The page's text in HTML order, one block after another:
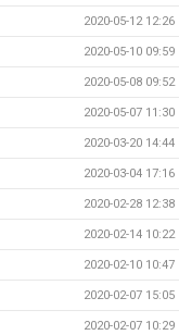
2020-05-12 12:26
2020-05-10 09:59
2020-05-08 09:52
2020-05-07 11:30
2020-03-20 14:44
2020-03-04 17:16
2020-02-28 12:38
2020-02-14 10:22
2020-02-10 10:47
2020-02-07 15:05
2020-02-07 10:29